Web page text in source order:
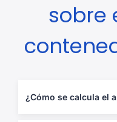
sobre
¿Cómo se calcula el